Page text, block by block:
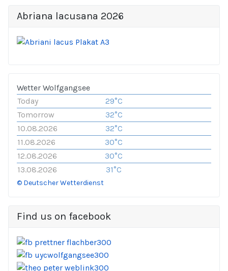
Abriana lacusana 2026
Wetter Wolfgangsee
Today
29°C
Tomorrow
32°C
10.08.2026
32°C
11.08.2026
30°C
12.08.2026
30°C
13.08.2026
31°C
© Deutscher Wetterdienst
Find us on facebook